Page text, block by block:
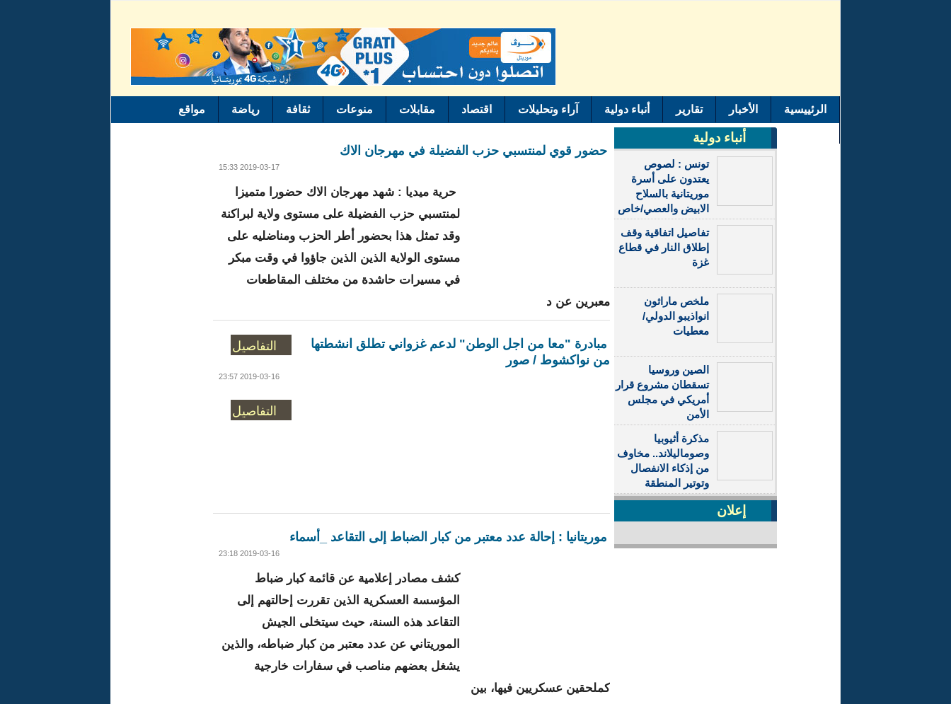
الرئييسية الأخبار تقارير أنباء دولية آراء وتحليلات اقتصاد مقابلات منوعات ثقافة رياضة
مواقع
أنباء دولية
تونس : لصوص
يعتدون على أسرة
موريتانية بالسلاح
الابيض والعصي/خاص
تفاصيل اتفاقية وقف
إطلاق النار في قطاع
غزة
ملخص ماراثون
انواذيبو الدولي/
معطيات
الصين وروسيا
تسقطان مشروع قرار
أمريكي في مجلس
الأمن
مذكرة أثيوبيا
وصوماليلاند.. مخاوف
من إذكاء الانفصال
وتوتير المنطقة
إعلان
حضور قوي لمنتسبي حزب الفضيلة في مهرجان الاك
2019-03-17 15:33
حرية ميديا : شهد مهرجان الاك حضورا متميزا
لمنتسبي حزب الفضيلة على مستوى ولاية لبراكنة
وقد تمثل هذا بحضور أطر الحزب ومناضليه على
مستوى الولاية الذين الذين جاؤوا في وقت مبكر
في مسيرات حاشدة من مختلف المقاطعات
معبرين عن د
التفاصيل
مبادرة "معا من اجل الوطن" لدعم غزواني تطلق انشطتها
من نواكشوط / صور
2019-03-16 23:57
التفاصيل
موريتانيا : إحالة عدد معتبر من كبار الضباط إلى التقاعد _أسماء
2019-03-16 23:18
كشف مصادر إعلامية عن قائمة كبار ضباط
المؤسسة العسكرية الذين تقررت إحالتهم إلى
التقاعد هذه السنة، حيث سيتخلى الجيش
الموريتاني عن عدد معتبر من كبار ضباطه، والذين
يشغل بعضهم مناصب في سفارات خارجية
كملحقين عسكريين فيها، بين